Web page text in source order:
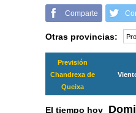
Comparte
Otras provincias:
Previsión
Chandrexa de
Queixa
El tiempo hoy